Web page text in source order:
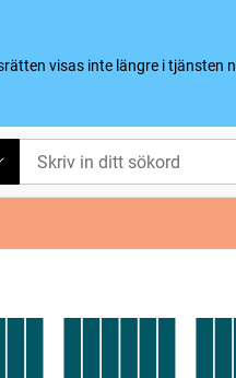
visas inte längre i tjänsten